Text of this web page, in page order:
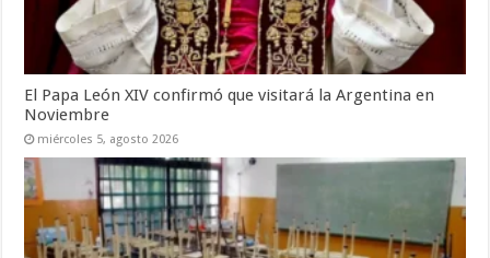
El Papa León XIV confirmó que visitará la Argentina en
Noviembre
miércoles 5, agosto 2026